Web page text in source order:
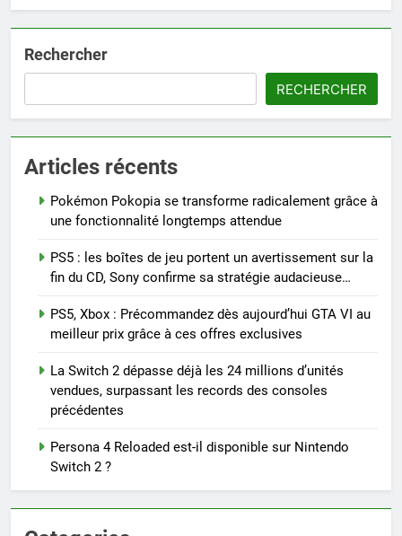
Rechercher
RECHERCHER
Articles récents
Pokémon Pokopia se transforme radicalement grâce à
une fonctionnalité longtemps attendue
PS5 : les boîtes de jeu portent un avertissement sur la
fin du CD, Sony confirme sa stratégie audacieuse…
PS5, Xbox : Précommandez dès aujourd’hui GTA VI au
meilleur prix grâce à ces offres exclusives
La Switch 2 dépasse déjà les 24 millions d’unités
vendues, surpassant les records des consoles
précédentes
Persona 4 Reloaded est-il disponible sur Nintendo
Switch 2 ?